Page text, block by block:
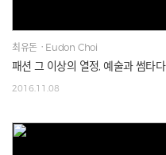
최유돈ㆍEudon Choi
패션 그 이상의 열정, 예술과 썸타다
2016.11.08